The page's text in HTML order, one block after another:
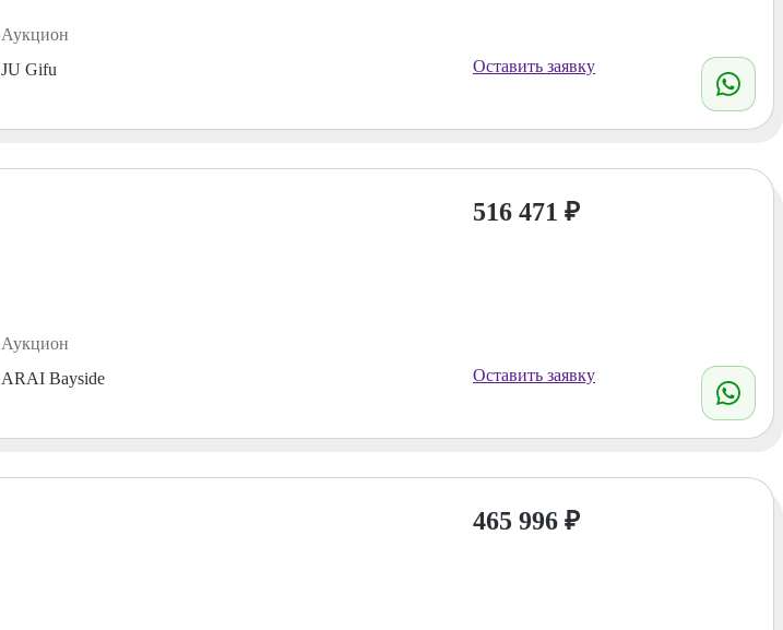
Аукцион
JU Gifu
Оставить заявку
Аукцион
ARAI Bayside
516 471 ₽
Оставить заявку
465 996 ₽